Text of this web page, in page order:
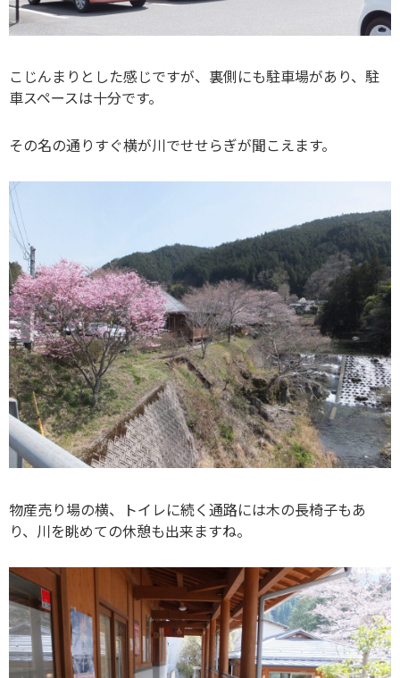
こじんまりとした感じですが、裏側にも駐車場があり、駐
車スペースは十分です。
その名の通りすぐ横が川でせせらぎが聞こえます。
物産売り場の横、トイレに続く通路には木の長椅子もあ
り、川を眺めての休憩も出来ますね。